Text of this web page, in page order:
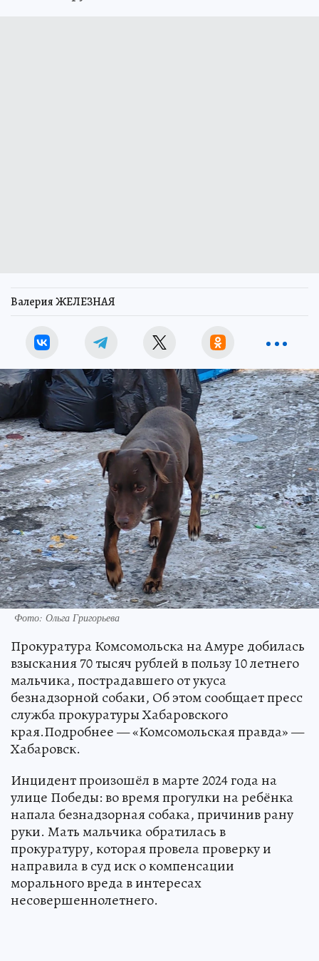
Валерия ЖЕЛЕЗНАЯ
Фото: Ольга Григорьева
Прокуратура Комсомольска на Амуре добилась
взыскания 70 тысяч рублей в пользу 10 летнего
мальчика, пострадавшего от укуса
безнадзорной собаки, Об этом сообщает пресс
служба прокуратуры Хабаровского
края.Подробнее — «Комсомольская правда» —
Хабаровск.
Инцидент произошёл в марте 2024 года на
улице Победы: во время прогулки на ребёнка
напала безнадзорная собака, причинив рану
руки. Мать мальчика обратилась в
прокуратуру, которая провела проверку и
направила в суд иск о компенсации
морального вреда в интересах
несовершеннолетнего.